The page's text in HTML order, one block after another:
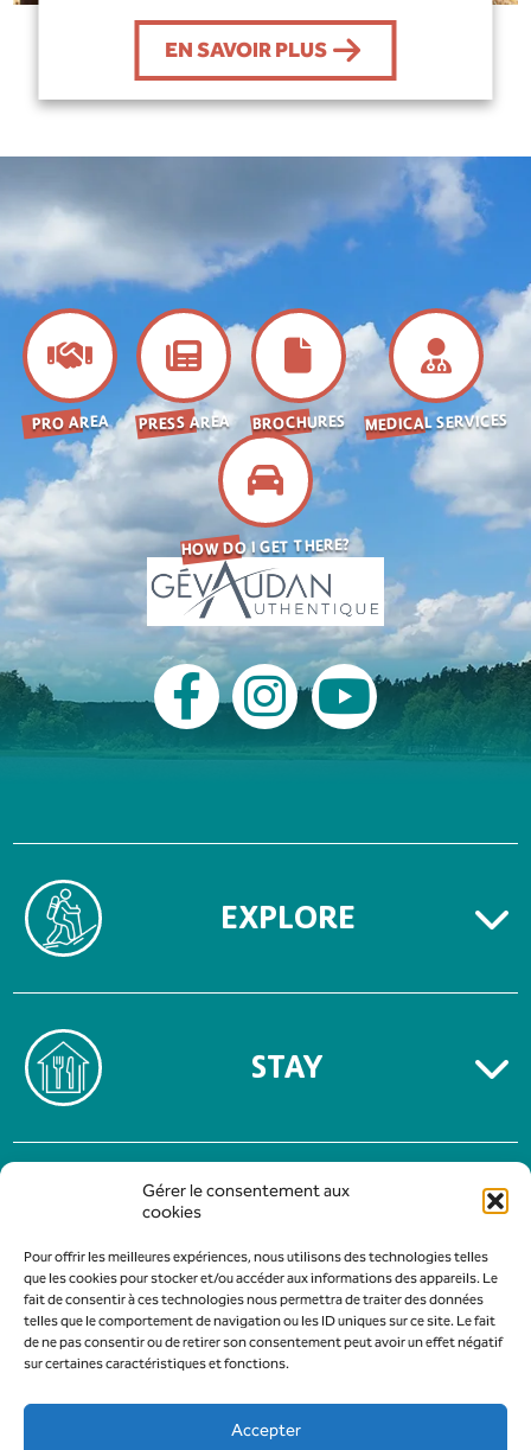
Gérer le consentement aux
cookies
Pour offrir les meilleures expériences, nous utilisons des technologies telles
que les cookies pour stocker et/ou accéder aux informations des appareils. Le
fait de consentir à ces technologies nous permettra de traiter des données
telles que le comportement de navigation ou les ID uniques sur ce site. Le fait
de ne pas consentir ou de retirer son consentement peut avoir un effet négatif
sur certaines caractéristiques et fonctions.
Accepter
EN SAVOIR PLUS
PRO AREA PRESS AREA BROCHURES MEDICAL SERVICES
HOW DO I GET THERE?
EXPLORE
STAY
TERMS OF USE
PRIVACY POLICY